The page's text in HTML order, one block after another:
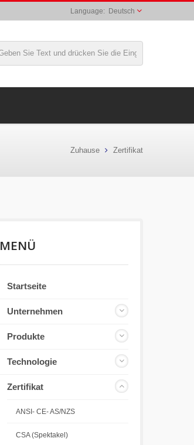
Deutsch
Zuhause Zertifikat
MENÜ
Startseite
Unternehmen
Produkte
Technologie
Zertifikat
ANSI- CE- AS/NZS
CSA (Spektakel)